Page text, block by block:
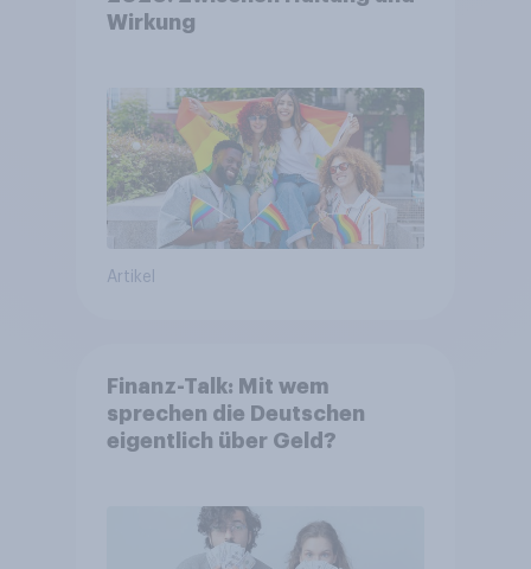
Wirkung
Artikel
Finanz-Talk: Mit wem
sprechen die Deutschen
eigentlich über Geld?